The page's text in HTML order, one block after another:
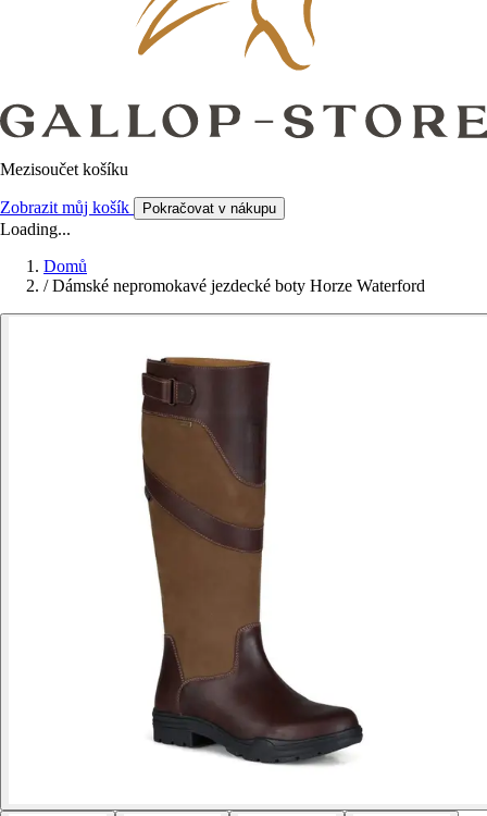
Mezisoučet košíku
Zobrazit můj košík Pokračovat v nákupu
Loading...
Domů
/ Dámské nepromokavé jezdecké boty Horze Waterford